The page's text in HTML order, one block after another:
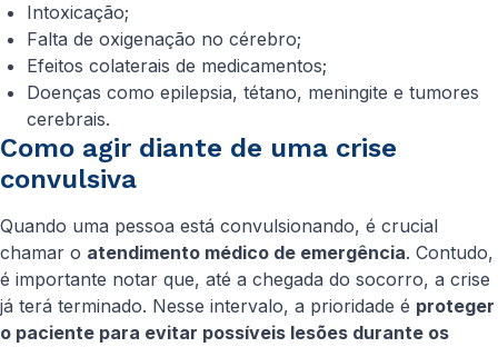
Intoxicação;
Falta de oxigenação no cérebro;
Efeitos colaterais de medicamentos;
Doenças como epilepsia, tétano, meningite e tumores
cerebrais.
Como agir diante de uma crise
convulsiva
Quando uma pessoa está convulsionando, é crucial
chamar o atendimento médico de emergência. Contudo,
é importante notar que, até a chegada do socorro, a crise
já terá terminado. Nesse intervalo, a prioridade é proteger
o paciente para evitar possíveis lesões durante os